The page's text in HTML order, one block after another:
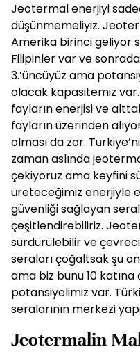
Jeotermal enerjiyi
düşünmemeliyiz.
Amerika birinci geliyor
Filipinler var ve
3.’üncüyüz ama
olacak kapasitemiz
fayların enerjisi ve
fayların üzerinden
olması da zor.
zaman aslında
çekiyoruz ama keyfini
üreteceğimiz enerjiyle
güvenliği sağlayan
çeşitlendirebiliriz.
sürdürülebilir ve
seraları çoğaltsak şu
ama biz bunu 10
potansiyelimiz var.
seralarının merkezi
Jeotermalin